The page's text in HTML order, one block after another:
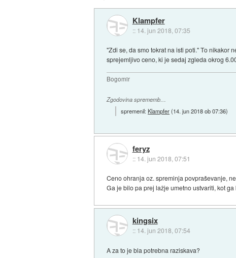
Klampfer
:: 14. jun 2018, 07:35
"Zdi se, da smo tokrat na isti poti." To nikakor
sprejemljivo ceno, ki je sedaj zgleda okrog
Bogomir
Zgodovina sprememb…
spremenil:Klampfer(14. jun 2018 ob 07:36)
feryz
:: 14. jun 2018, 07:51
Ceno ohranja oz. spreminja povpraševanje,
Ga je bilo pa prej lažje umetno ustvariti, kot
kingsix
:: 14. jun 2018, 07:54
A za to je bla potrebna raziskava?